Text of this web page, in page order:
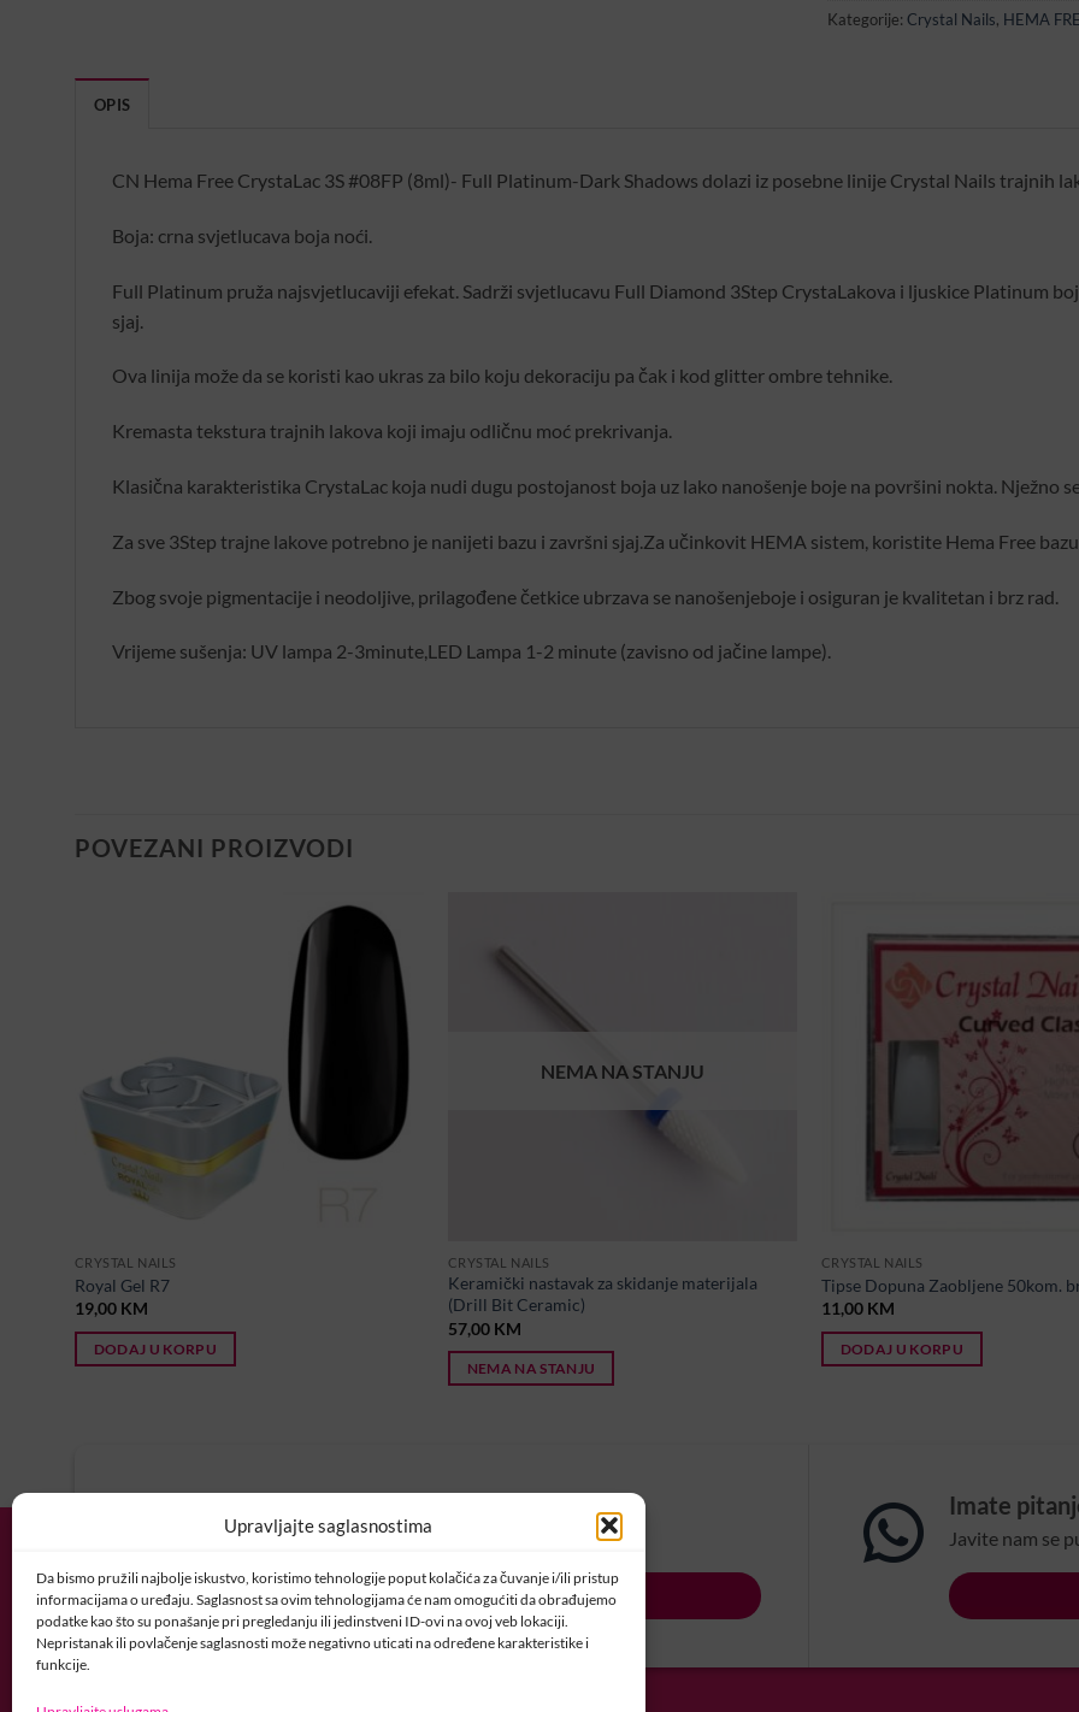
Upravljajte saglasnostima
Da bismo pružili najbolje iskustvo, koristimo tehnologije poput kolačića za čuvanje i/ili pristup
informacijama o uređaju. Saglasnost sa ovim tehnologijama će nam omogućiti da obrađujemo
podatke kao što su ponašanje pri pregledanju ili jedinstveni ID-ovi na ovoj veb lokaciji.
Nepristanak ili povlačenje saglasnosti može negativno uticati na određene karakteristike i
funkcije.
Kategorije: Crystal Nails, HEMA
OPIS
CN Hema Free CrystaLac 3S #08FP (8ml)- Full Platinum-Dark Shadows dolazi iz posebne linije Crystal Nails trajnih
Boja: crna svjetlucava boja noći.
Full Platinum pruža najsvjetlucaviji efekat. Sadrži svjetlucavu Full Diamond 3Step CrystaLakova i ljuskice Platinum
sjaj.
Ova linija može da se koristi kao ukras za bilo koju dekoraciju pa čak i kod glitter ombre tehnike.
Kremasta tekstura trajnih lakova koji imaju odličnu moć prekrivanja.
Klasična karakteristika CrystaLac koja nudi dugu postojanost boja uz lako nanošenje boje na površini nokta. Nježno
Za sve 3Step trajne lakove potrebno je nanijeti bazu i završni sjaj.Za učinkovit HEMA sistem, koristite Hema Free
Zbog svoje pigmentacije i neodoljive, prilagođene četkice ubrzava se nanošenjeboje i osiguran je kvalitetan i brz rad.
Vrijeme sušenja: UV lampa 2-3minute,LED Lampa 1-2 minute (zavisno od jačine lampe).
POVEZANI PROIZVODI
CRYSTAL NAILS
Royal Gel R7
19,00 KM
DODAJ U KORPU
NEMA NA STANJU
CRYSTAL NAILS
Keramički nastavak za skidanje materijala
(Drill Bit Ceramic)
57,00 KM
NEMA NA STANJU
CRYSTAL NAILS
Tipse Dopuna Zaobljene 50kom.
11,00 KM
DODAJ U KORPU
Vaš CV i motivaciono pismo šaljite nam na email:
POSAO@CRYSTALNAILSBIH.COM
Imate
Javite nam se